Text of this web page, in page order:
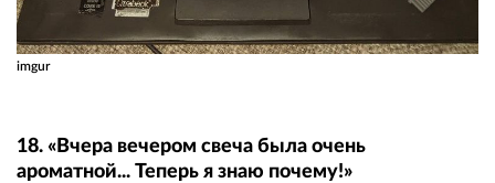
imgur
18. «Вчера вечером свеча была очень
ароматной... Теперь я знаю почему!»